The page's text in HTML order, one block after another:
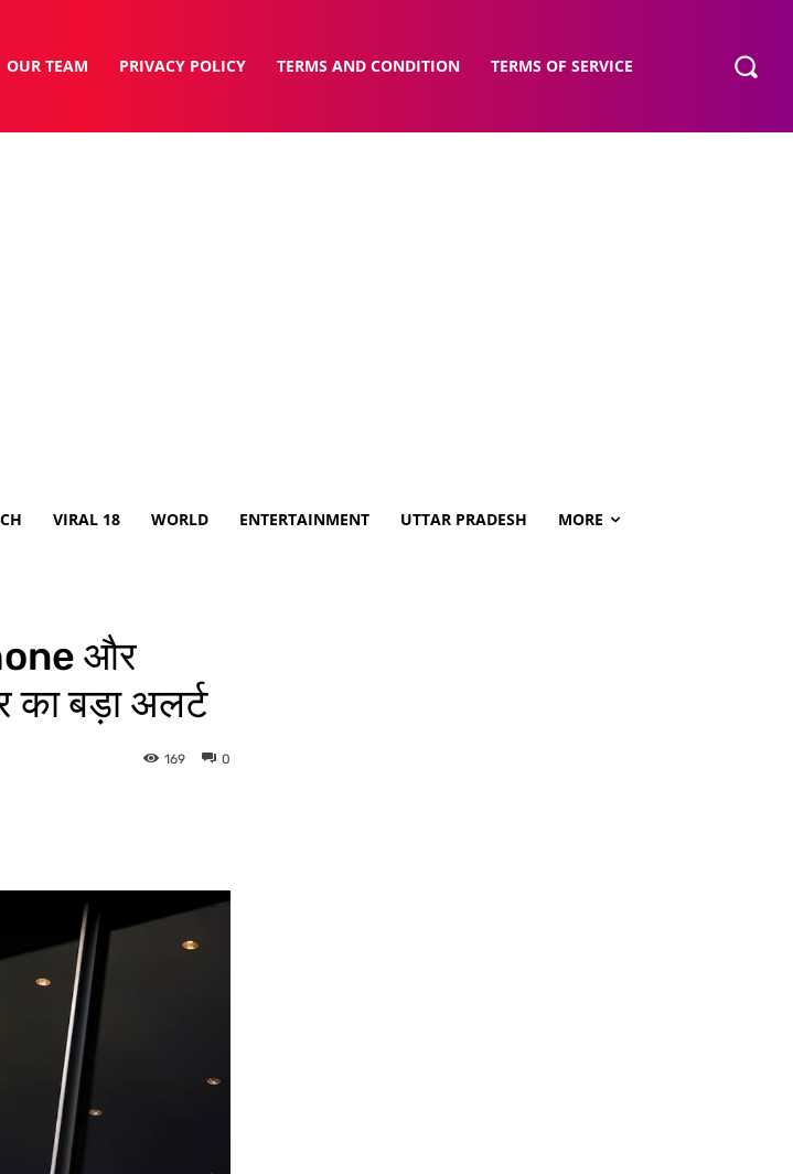
OUR TEAM PRIVACY POLICY TERMS AND CONDITION TERMS OF SERVICE
VIRAL 18 WORLD ENTERTAINMENT UTTAR PRADESH MORE
और
बड़ा अलर्ट
0
169